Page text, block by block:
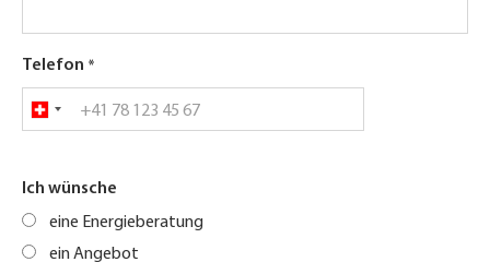
Telefon
Ich wünsche
eine Energieberatung
ein Angebot